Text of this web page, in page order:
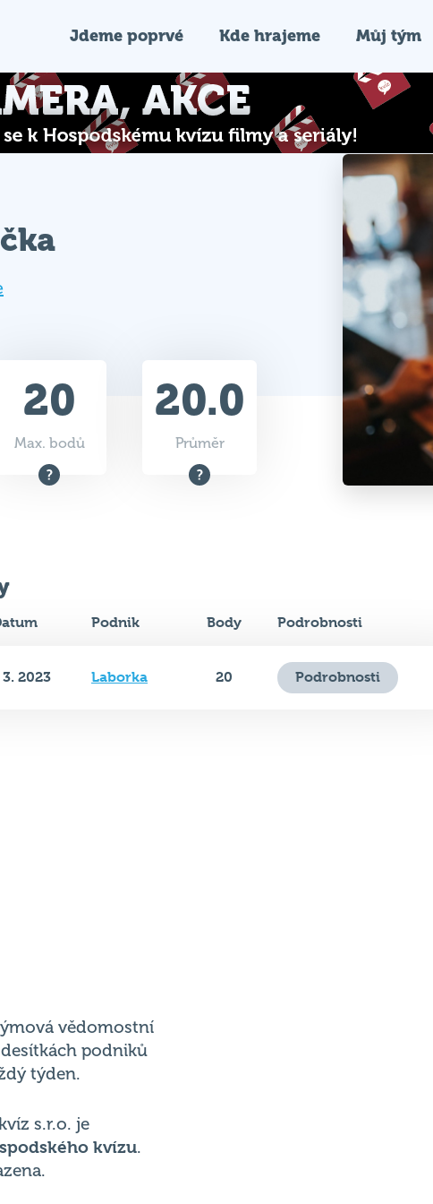
Jdeme poprvé Kde hrajeme Můj tým
20
Max. bodů
20.0
Průměr
Podnik Body Podrobnosti
3. 2023 Laborka 20 Podrobnosti
vědomostní
podniků
týden.
s.r.o. je
kvízu.